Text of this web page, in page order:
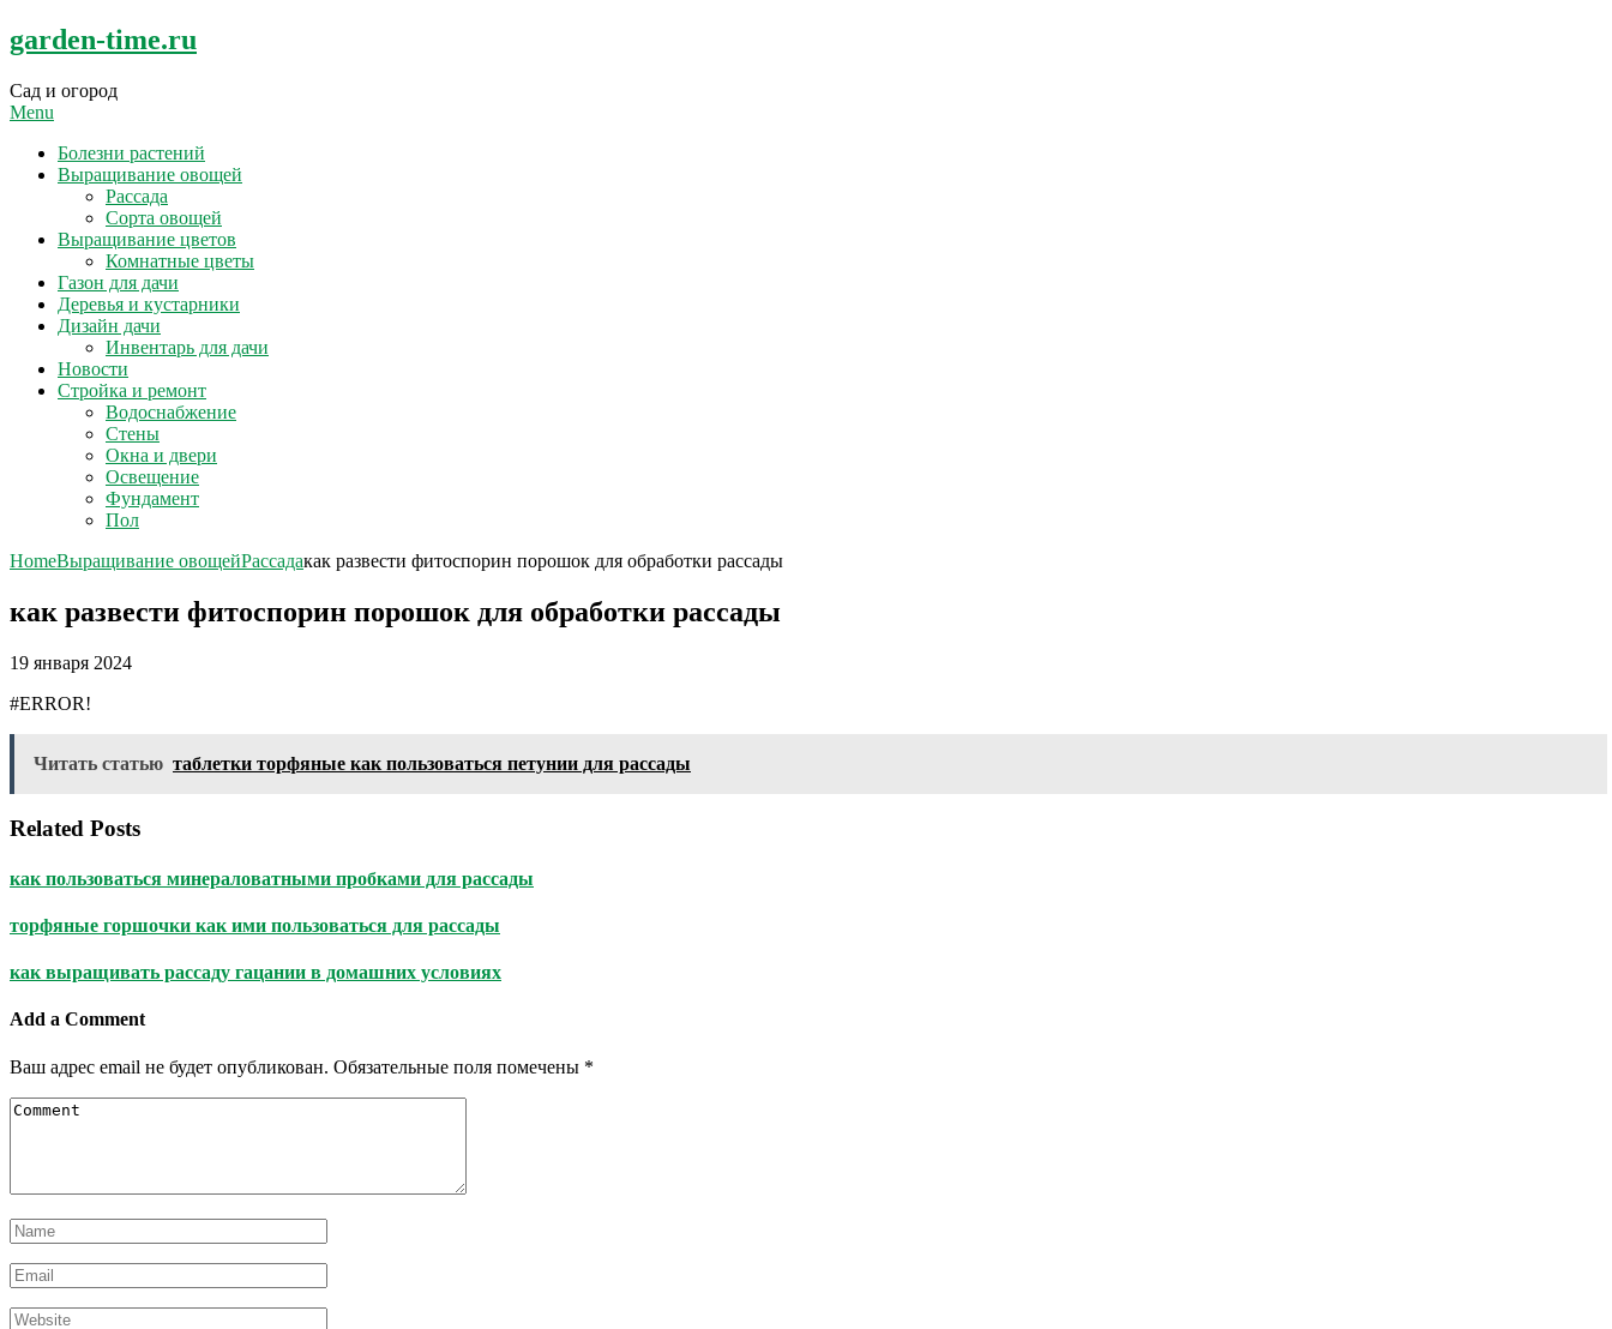
Skip
to
garden-time.ru
Сад и огород
Menu
Болезни растений
Выращивание овощей
Рассада
Сорта овощей
Выращивание цветов
Комнатные цветы
Газон для дачи
Деревья и кустарники
Дизайн дачи
Инвентарь для дачи
Новости
Стройка и ремонт
Водоснабжение
Стены
Окна и двери
Освещение
Фундамент
Пол
HomeВыращивание овощейРассадакак развести фитоспорин порошок для обработки рассады
как развести фитоспорин порошок для обработки рассады
19 января 2024
#ERROR!
Читать статью таблетки торфяные как пользоваться петунии для рассады
Related Posts
как пользоваться минераловатными пробками для рассады
торфяные горшочки как ими пользоваться для рассады
как выращивать рассаду гацании в домашних условиях
Add a Comment
Ваш адрес email не будет опубликован. Обязательные поля помечены *